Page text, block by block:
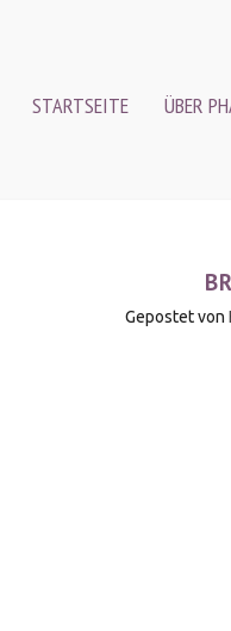
STARTSEITE ÜBER
Gepostet von